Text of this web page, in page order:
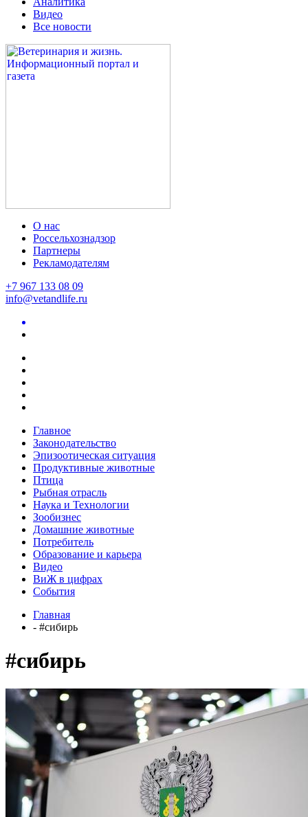
Видео
Все новости
О нас
Россельхознадзор
Партнеры
Рекламодателям
+7 967 133 08 09
info@vetandlife.ru
Главное
Законодательство
Эпизоотическая ситуация
Продуктивные животные
Птица
Рыбная отрасль
Наука и Технологии
Зообизнес
Домашние животные
Потребитель
Образование и карьера
Видео
ВиЖ в цифрах
События
Главная
- #сибирь
#сибирь